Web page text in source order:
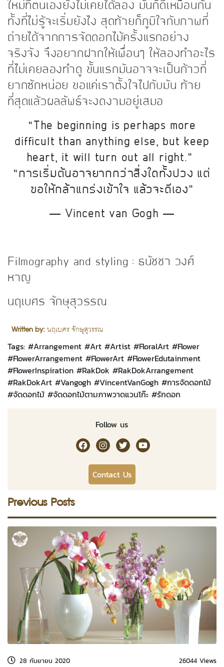
ใหม่ที่ตนเองยังไม่เคยได้ลอง มันก็ดีเหมือนกัน
ทั้งที่ไม่รู้จะเริ่มยังไง สุดท้ายก็ภูมิใจกับภาพที่
ถ่ายได้จากการจัดดอกไม้ครั้งแรกอย่าง
จริงจัง จึงอยากฝากให้เพื่อนๆ ให้ลองทำอะไร
ที่ไม่เคยลองทำดู ขั้นแรกมันอาจจะเป็นก้าวที่
ยากซักหน่อย ขอแค่เราตั้งใจไปกับมัน ท้าย
ที่สุดแล้วผลลัพธ์จะงดงามอยู่เสมอ
“The beginning is perhaps more
difficult than anything else, but keep
heart, it will turn out all right.”
“การเริ่มต้นอาจยากกว่าสิ่งใดทั้งปวง แต่
ขอให้กล้าแกร่งเข้าใจ แล้วจะดีเอง”
― Vincent van Gogh ―
Filmography and styling : ธนัชชา วงศ์
หาญ
นฤเบศร จักษุสุวรรณ
Written by: นฤเบศร จักษุสุวรรณ
Tags: #Arrangement #Art #Artist #FloralArt #Flower
#FlowerArrangement #FlowerArt #FlowerEdutainment
#FlowerInspiration #RakDok #RakDokArrangement
#RakDokArt #Vangogh #VincentVanGogh #การจัดดอกไม้
#จัดดอกไม้ #จัดดอกไม้ตามภาพวาดแวนโก๊ะ #รักดอก
Follow us
RakDok Channel Facebook
RakDok Channel Instagram
RakDok Twitter
Rakdok Channel
Contact Us
Previous Posts
28 กันยายน 2020 26044 Views